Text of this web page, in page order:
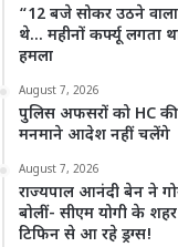
“12 बजे सोकर उठने
थे… महीनों कर्फ्यू लगता
हमला
August 7, 2026
पुलिस अफसरों को HC
मनमाने आदेश नहीं चलेंगे
August 7, 2026
राज्यपाल आनंदी बेन ने
बोलीं- सीएम योगी के
टिफिन से आ रहे ड्रग्स!